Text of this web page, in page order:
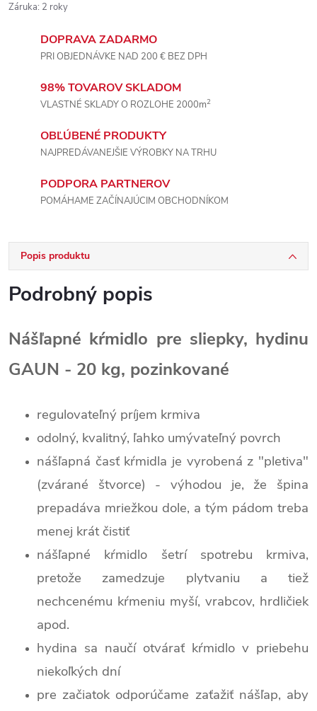
Záruka: 2 roky
DOPRAVA ZADARMO
PRI OBJEDNÁVKE NAD 200 € BEZ DPH
98% TOVAROV SKLADOM
VLASTNÉ SKLADY O ROZLOHE 2000m2
OBĽÚBENÉ PRODUKTY
NAJPREDÁVANEJŠIE VÝROBKY NA TRHU
PODPORA PARTNEROV
POMÁHAME ZAČÍNAJÚCIM OBCHODNÍKOM
Popis produktu
Podrobný popis
Nášľapné kŕmidlo pre sliepky, hydinu
GAUN - 20 kg, pozinkované
regulovateľný príjem krmiva
odolný, kvalitný, ľahko umývateľný povrch
nášľapná časť kŕmidla je vyrobená z "pletiva"
(zvárané štvorce) - výhodou je, že špina
prepadáva mriežkou dole, a tým pádom treba
menej krát čistiť
nášľapné kŕmidlo šetrí spotrebu krmiva,
pretože zamedzuje plytvaniu a tiež
nechcenému kŕmeniu myší, vrabcov, hrdličiek
apod.
hydina sa naučí otvárať kŕmidlo v priebehu
niekoľkých dní
pre začiatok odporúčame zaťažiť nášľap, aby